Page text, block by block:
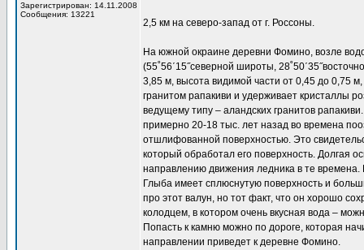
Зарегистрирован: 14.11.2008
Сообщения: 13221
2,5 км на северо-запад от г. Россоны.
На южной окраине деревни Фомино, возле
(55˚56΄15˝северной широты,
3,85 м, высота видимой части от 0,45 до 0,75
гранитом рапакиви и удерживает кристаллы
ведущему типу – аландских гранитов
примерно 20-18 тыс. лет назад во времена
отшлифованной поверхностью. Это
который обработал его поверхность. Долгая
направлению движения ледника в те времена.
Глыба имеет сплюснутую поверхность и
про этот валун, но тот факт, что он хорошо
колодцем, в котором очень вкусная вода –
Попасть к камню можно по дороге, которая
направлении приведет к деревне Фомино.